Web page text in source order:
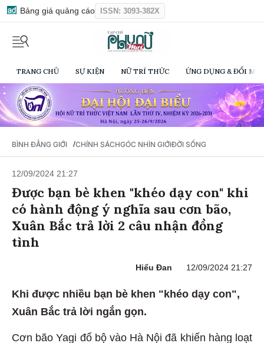
Bảng giá quảng cáo ISSN: 3093-382X
TRANG CHỦ SỰ KIỆN NỮ TRÍ THỨC ỨNG DỤNG & ĐỔI
BÌNH ĐẲNG GIỚI /CHÍNH SÁCHGÓC NHÌN GIỚIĐỜI SỐNG
12/09/2024 21:27
Được bạn bè khen "khéo dạy con" khi
có hành động ý nghĩa sau cơn bão,
Xuân Bắc trả lời 2 câu nhận đồng
tình
Hiểu Đan 12/09/2024 21:27
Khi được nhiều bạn bè khen "khéo dạy con",
Xuân Bắc trả lời ngắn gọn.
Cơn bão Yagi đổ bộ vào Hà Nội đã khiến hàng loạt